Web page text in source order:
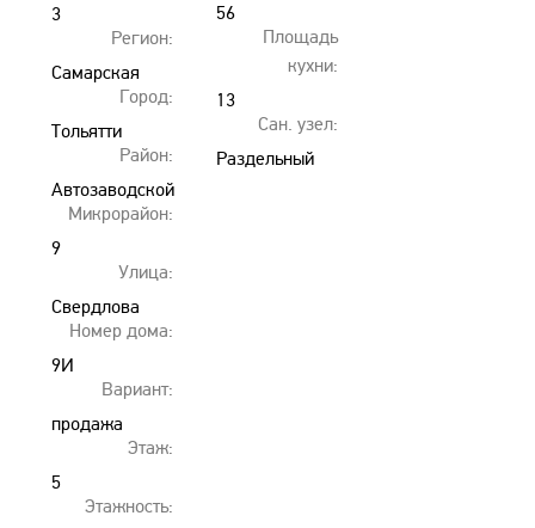
3
Регион:
Самарская
Город:
Тольятти
Район:
Автозаводской
Микрорайон:
9
Улица:
Свердлова
Номер дома:
9И
Вариант:
продажа
Этаж:
5
Этажность:
56
Площадь
кухни:
13
Сан. узел:
Раздельный